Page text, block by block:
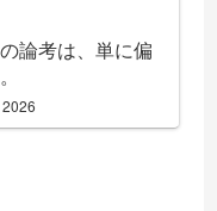
論考は、単に偏